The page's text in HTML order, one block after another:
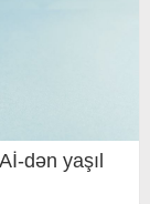
dən yaşıl